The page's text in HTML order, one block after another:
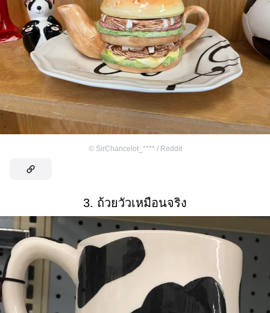
© SirChancelot_**** / Reddit
3. ถ้วยวัวเหมือนจริง